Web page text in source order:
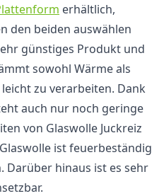
erhältlich,
den beiden auswählen
günstiges Produkt und
sowohl Wärme als
zu verarbeiten. Dank
auch nur noch geringe
von Glaswolle Juckreiz
ist feuerbeständig
Darüber hinaus ist es sehr